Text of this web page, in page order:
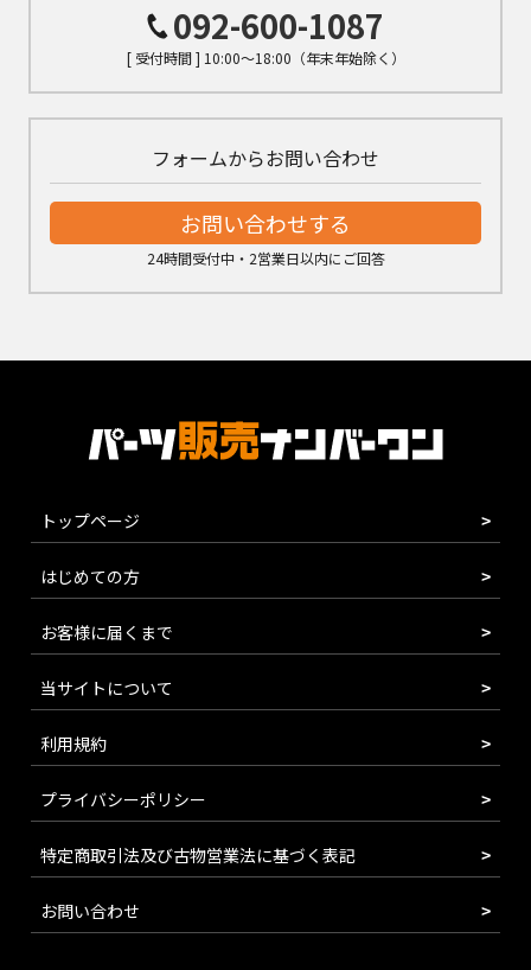
092-600-1087
[ 受付時間 ] 10:00～18:00（年末年始除く）
フォームからお問い合わせ
お問い合わせする
24時間受付中・2営業日以内にご回答
トップページ
はじめての方
お客様に届くまで
当サイトについて
利用規約
プライバシーポリシー
特定商取引法及び古物営業法に基づく表記
お問い合わせ